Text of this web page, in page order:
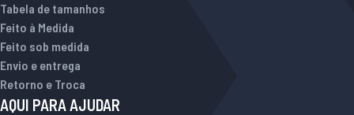
Tabela de tamanhos
Feito à Medida
Feito sob medida
Envio e entrega
Retorno e Troca
AQUI PARA AJUDAR